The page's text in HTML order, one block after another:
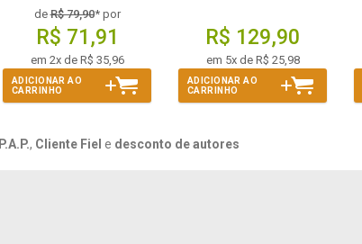
deR$ 79,90* por
R$ 71,91
em 2x de R$ 35,96
ADICIONAR AO
CARRINHO
R$ 129,90
em 5x de R$ 25,98
ADICIONAR AO
CARRINHO
P.A.P., Cliente Fiel e desconto de autores